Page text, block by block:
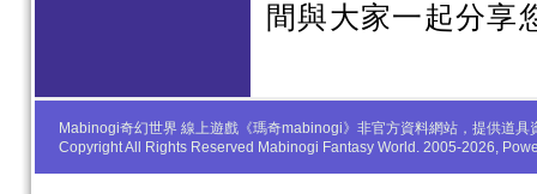
間與大家一起分享
Mabinogi奇幻世界 線上遊戲《瑪奇mabinogi》非官方資料網站，提供道
Copyright All Rights Reserved Mabinogi Fantasy World. 2005-2026,